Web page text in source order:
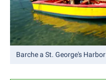
Barche a St. George's Harbor